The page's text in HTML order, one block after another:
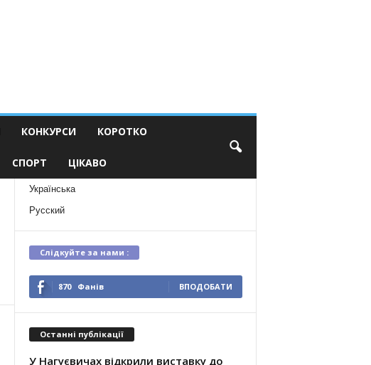
КОНКУРСИ КОРОТКО
СПОРТ ЦІКАВО
Українська
Русский
Слідкуйте за нами :
870 Фанів ВПОДОБАТИ
Останні публікації
У Нагуєвичах відкрили виставку до